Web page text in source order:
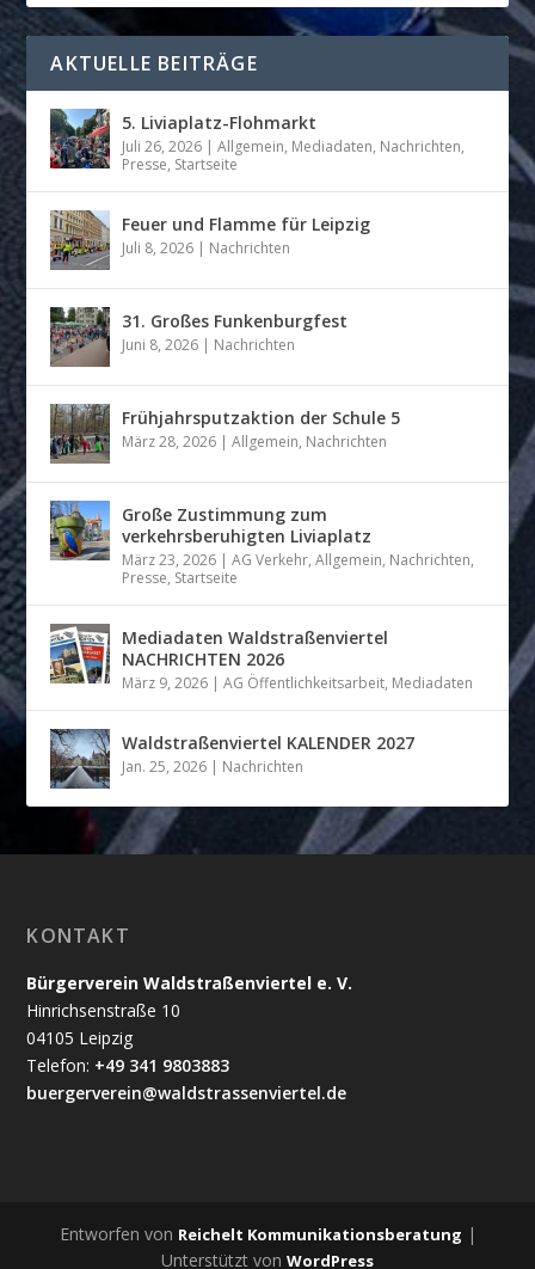
AKTUELLE BEITRÄGE
5. Liviaplatz-Flohmarkt
Juli 26, 2026 |Allgemein, Mediadaten, Nachrichten,
Presse, Startseite
Feuer und Flamme für Leipzig
Juli 8, 2026 | Nachrichten
31. Großes Funkenburgfest
Juni 8, 2026 | Nachrichten
Frühjahrsputzaktion der Schule 5
März 28, 2026 |Allgemein, Nachrichten
Große Zustimmung zum
verkehrsberuhigten Liviaplatz
März 23, 2026 |AG Verkehr,Allgemein, Nachrichten,
Presse, Startseite
Mediadaten Waldstraßenviertel
NACHRICHTEN 2026
März 9, 2026 |AG Öffentlichkeitsarbeit, Mediadaten
Waldstraßenviertel KALENDER 2027
Jan. 25, 2026 | Nachrichten
KONTAKT
Bürgerverein Waldstraßenviertel e. V.
Hinrichsenstraße 10
04105 Leipzig
Telefon: +49 341 9803883
buergerverein@waldstrassenviertel.de
Entworfen von Reichelt Kommunikationsberatung |
Unterstützt von WordPress